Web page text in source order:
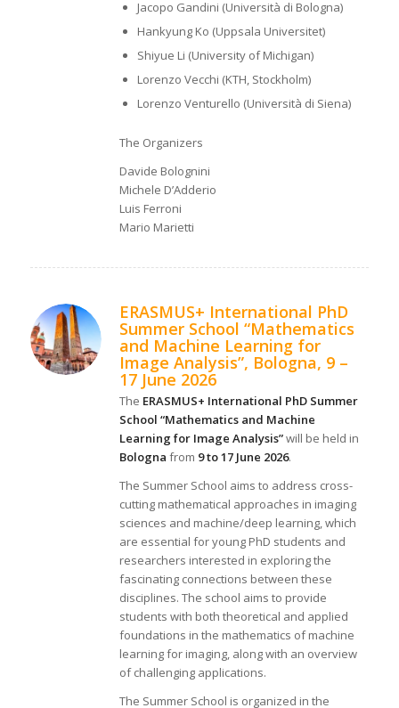
Jacopo Gandini (Università di Bologna)
Hankyung Ko (Uppsala Universitet)
Shiyue Li (University of Michigan)
Lorenzo Vecchi (KTH, Stockholm)
Lorenzo Venturello (Università di Siena)
The Organizers
Davide Bolognini
Michele D’Adderio
Luis Ferroni
Mario Marietti
ERASMUS+ International PhD
Summer School “Mathematics
and Machine Learning for
Image Analysis”, Bologna, 9 –
17 June 2026
The ERASMUS+ International PhD Summer
School “Mathematics and Machine
Learning for Image Analysis”will be held in
Bologna from 9 to 17 June 2026.
The Summer School aims to address cross-
cutting mathematical approaches in imaging
sciences and machine/deep learning, which
are essential for young PhD students and
researchers interested in exploring the
fascinating connections between these
disciplines. The school aims to provide
students with both theoretical and applied
foundations in the mathematics of machine
learning for imaging, along with an overview
of challenging applications.
The Summer School is organized in the